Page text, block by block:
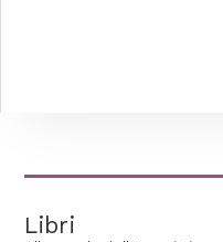
Libri